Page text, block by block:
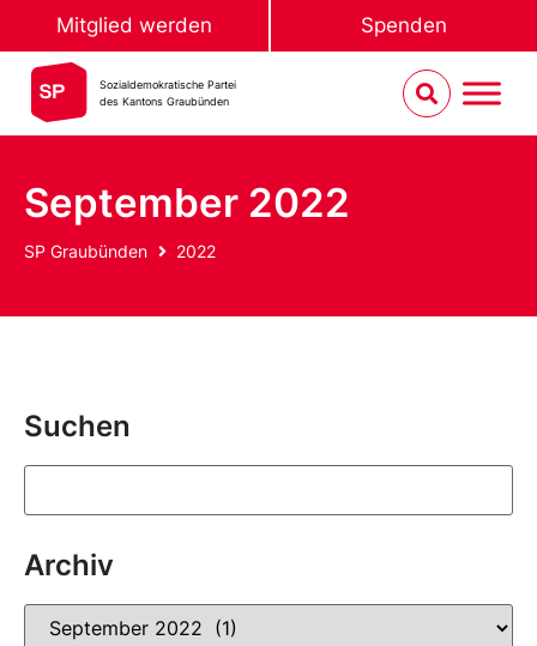
Mitglied werden Spenden
Sozialdemokratische Partei
des Kantons Graubünden
September 2022
SP Graubünden 2022
Suchen
Archiv